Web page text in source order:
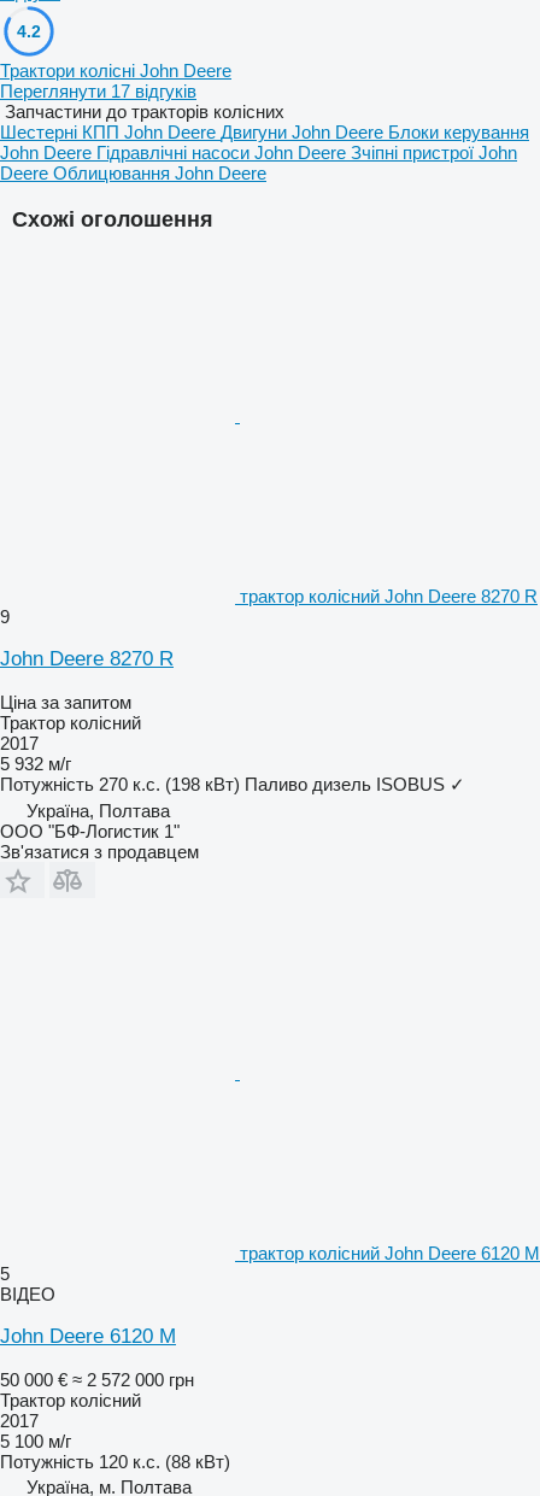
Схожі оголошення
трактор колісний John Deere 8270 R
9
John Deere 8270 R
Ціна за запитом
Трактор колісний
2017
5 932 м/г
Потужність 270 к.с. (198 кВт) Паливо дизель ISOBUS ✓
Україна, Полтава
ООО "БФ-Логистик 1"
Зв'язатися з продавцем
трактор колісний John Deere 6120 M
5
ВІДЕО
John Deere 6120 M
50 000 € ≈ 2 572 000 грн
Трактор колісний
2017
5 100 м/г
Потужність 120 к.с. (88 кВт)
Україна, м. Полтава
4.2
Трактори колісні John Deere
Переглянути 17 відгуків
Запчастини до тракторів колісних
Шестерні КПП John Deere Двигуни John Deere Блоки керування
John Deere Гідравлічні насоси John Deere Зчіпні пристрої John
Deere Облицювання John Deere